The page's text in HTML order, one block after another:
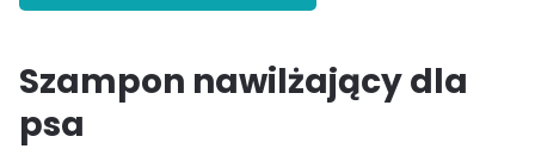
Szampon nawilżający dla
psa